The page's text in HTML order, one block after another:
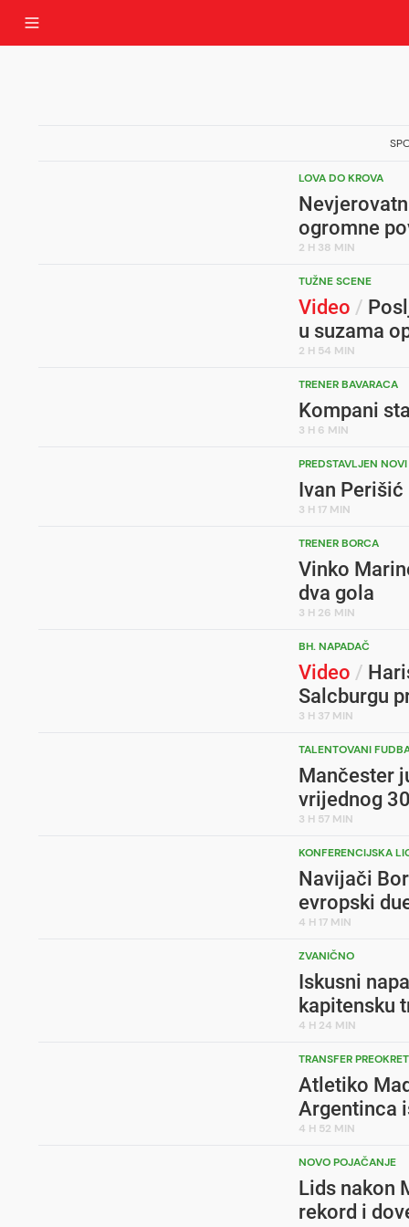
LOVA DO KROVA
ogromne
2 H 38 MIN
TUŽNE SCENE
Video /
u suzama
2 H 54 MIN
TRENER BAVARACA
Kompani
3 H 6 MIN
PREDSTAVLJEN
Ivan Perišić
3 H 17 MIN
TRENER BORCA
Vinko
dva gola
3 H 26 MIN
BH. NAPADAČ
Video /
Salcburgu
3 H 37 MIN
TALENTOVANI
Mančester
vrijednog
3 H 57 MIN
KONFERENCIJSKA
Navijači
evropski
4 H 17 MIN
ZVANIČNO
Iskusni
kapitensku
4 H 24 MIN
TRANSFER PREOKRET
Atletiko
Argentinca
4 H 52 MIN
NOVO POJAČANJE
Lids nakon
rekord i